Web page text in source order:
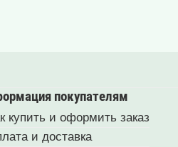
покупателям
купить и оформить заказ
и доставка